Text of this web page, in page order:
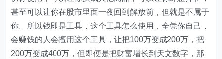
甚至可以让你在股市里面一夜回到解放前，但就是不属于
你。所以钱即是工具，这个工具怎么使用，全凭你自己，
会赚钱的人会擅用这个工具，让把100万变成200万，把
200万变成400万，但即便是把财富增长到天文数字，那